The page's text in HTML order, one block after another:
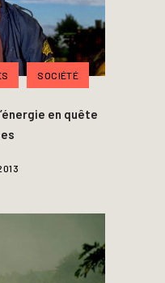
SOCIÉTÉ
en quête